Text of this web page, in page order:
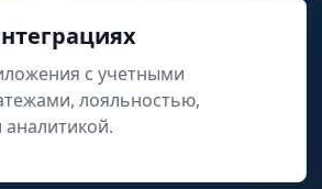
с учетными
лояльностью,